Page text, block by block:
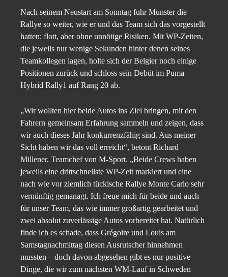
Nach seinem Neustart am Sonntag fuhr Munster die
Rallye so weiter, wie er und das Team sich das vorgestellt
hatten: flott, aber ohne unnötige Risiken. Mit WP-Zeiten,
die jeweils nur wenige Sekunden hinter denen seines
Teamkollegen lagen, holte sich der Belgier noch einige
Positionen zurück und schloss sein Debüt im Puma
Hybrid Rally1 auf Rang 20 ab.
„Wir wollten hier beide Autos ins Ziel bringen, mit den
Fahrern gemeinsam Erfahrung sammeln und zeigen, dass
wir auch dieses Jahr konkurrenzfähig sind. Aus meiner
Sicht haben wir das voll erreicht“, betont Richard
Millener, Teamchef von M-Sport. „Beide Crews haben
jeweils eine drittschnellste WP-Zeit markiert und eine
nach wie vor ziemlich tückische Rallye Monte Carlo sehr
vernünftig gemanagt. Ich freue mich für beide und auch
für unser Team, das wie immer großartig gearbeitet und
zwei absolut zuverlässige Autos vorbereitet hat. Natürlich
finde ich es schade, dass Grégoire und Louis am
Samstagnachmittag diesen Ausrutscher hinnehmen
mussten – doch davon abgesehen gibt es nur positive
Dinge, die wir zum nächsten WM-Lauf in Schweden